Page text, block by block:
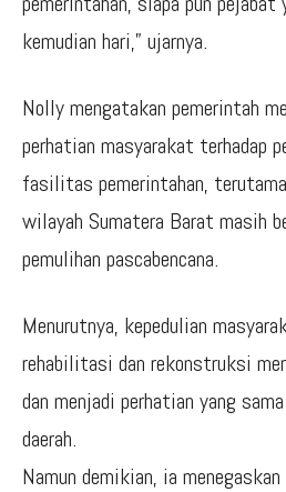
kemudian hari,” ujarnya.
Nolly mengatakan pemerintah
perhatian masyarakat terhadap
fasilitas pemerintahan,
wilayah Sumatera Barat masih
pemulihan pascabencana.
Menurutnya, kepedulian
rehabilitasi dan rekonstruksi
dan menjadi perhatian yang
daerah.
Namun demikian, ia menegaskan